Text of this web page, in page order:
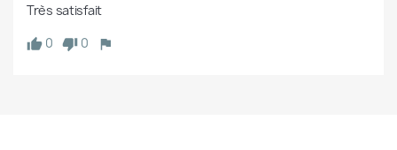
Très satisfait
0
0